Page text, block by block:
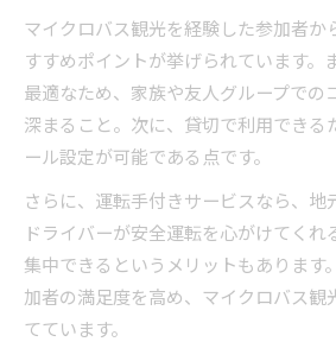
マイクロバス観光を経験した参加者か
すすめポイントが挙げられています。
最適なため、家族や友人グループでの
深まること。次に、貸切で利用できる
ール設定が可能である点です。
さらに、運転手付きサービスなら、地
ドライバーが安全運転を心がけてくれ
集中できるというメリットもあります
加者の満足度を高め、マイクロバス観
てています。